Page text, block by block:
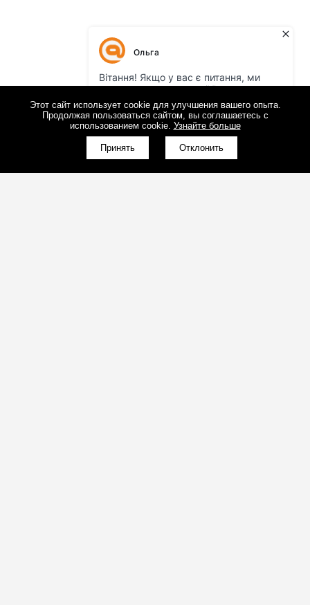
Этот сайт использует cookie для улучшения вашего опыта.
Продолжая пользоваться сайтом, вы соглашаетесь с
использованием cookie. Узнайте больше
Принять Отклонить